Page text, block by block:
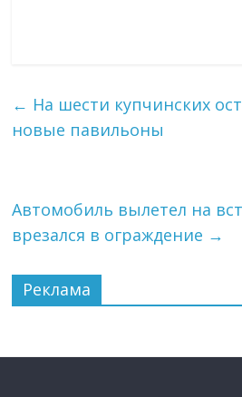
← На шести купчинских
новые павильоны
Автомобиль вылетел на
врезался в ограждение →
Реклама